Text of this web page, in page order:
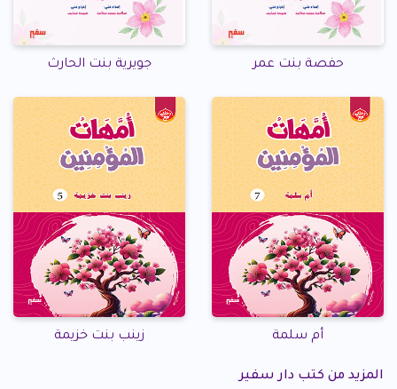
حفصة بنت عمر جويرية بنت الحارث
أم سلمة زينب بنت خزيمة
المزيد من كتب دار سفير